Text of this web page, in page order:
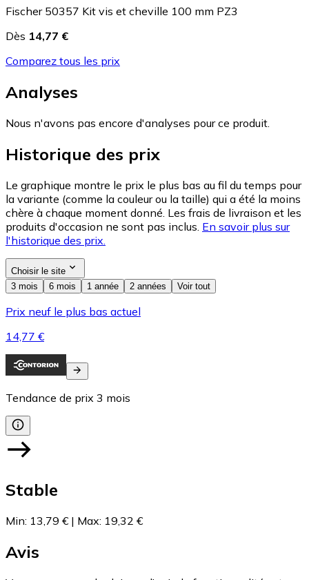
Fischer 50357 Kit vis et cheville 100 mm PZ3
Dès 14,77 €
Comparez tous les prix
Analyses
Nous n'avons pas encore d'analyses pour ce produit.
Historique des prix
Le graphique montre le prix le plus bas au fil du temps pour
la variante (comme la couleur ou la taille) qui a été la moins
chère à chaque moment donné. Les frais de livraison et les
produits d'occasion ne sont pas inclus. En savoir plus sur
l'historique des prix.
Choisir le site
3 mois
6 mois 1 année 2 années Voir tout
Prix neuf le plus bas actuel
14,77 €
Tendance de prix 3 mois
Stable
Min: 13,79 € | Max: 19,32 €
Avis